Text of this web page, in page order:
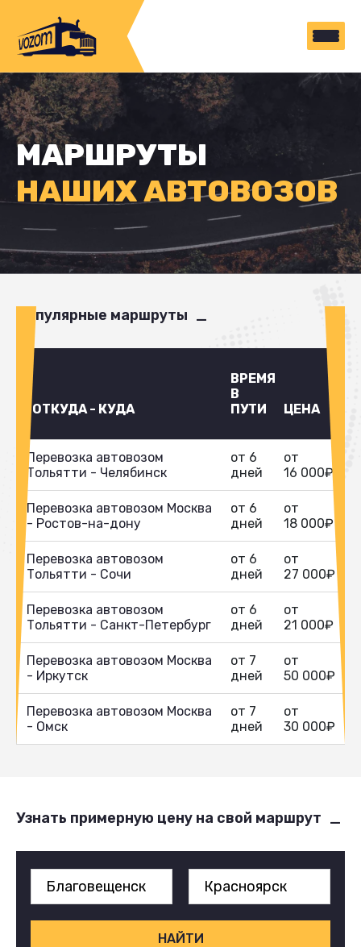
МАРШРУТЫ
НАШИХ АВТОВОЗОВ
Популярные маршруты
ОТКУДА - КУДА
ВРЕМЯ
В
ПУТИ
ЦЕНА
Перевозка автовозом
Тольятти - Челябинск
от 6
дней
от
16 000₽
Перевозка автовозом Москва
- Ростов-на-дону
от 6
дней
от
18 000₽
Перевозка автовозом
Тольятти - Сочи
от 6
дней
от
27 000₽
Перевозка автовозом
Тольятти - Санкт-Петербург
от 6
дней
от
21 000₽
Перевозка автовозом Москва
- Иркутск
от 7
дней
от
50 000₽
Перевозка автовозом Москва
- Омск
от 7
дней
от
30 000₽
Узнать примерную цену на свой маршрут
НАЙТИ